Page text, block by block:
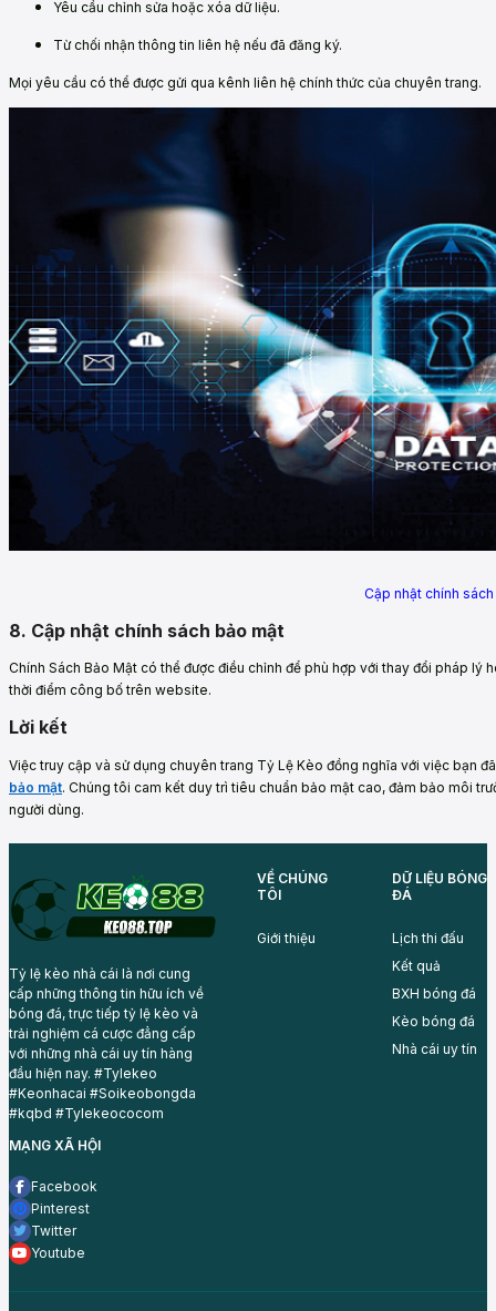
Yêu cầu chỉnh sửa hoặc xóa dữ liệu.
Từ chối nhận thông tin liên hệ nếu đã đăng ký.
Mọi yêu cầu có thể được gửi qua kênh liên hệ chính thức của chuyên trang.
Cập nhật chính
8. Cập nhật chính sách bảo mật
Chính Sách Bảo Mật có thể được điều chỉnh để phù hợp với thay đổi pháp lý
thời điểm công bố trên website.
Lời kết
Việc truy cập và sử dụng chuyên trang Tỷ Lệ Kèo đồng nghĩa với việc bạn
bảo mật. Chúng tôi cam kết duy trì tiêu chuẩn bảo mật cao, đảm bảo môi
người dùng.
Tỷ lệ kèo nhà cái là nơi cung
cấp những thông tin hữu ích về
bóng đá, trực tiếp tỷ lệ kèo và
trải nghiệm cá cược đẳng cấp
với những nhà cái uy tín hàng
đầu hiện nay. #Tylekeo
#Keonhacai #Soikeobongda
#kqbd #Tylekeococom
VỀ CHÚNG
TÔI
Giới thiệu
DỮ LIỆU BÓNG
ĐÁ
Lịch thi đấu
Kết quả
BXH bóng đá
Kèo bóng đá
Nhà cái uy tín
MẠNG XÃ HỘI
Facebook
Pinterest
Twitter
Youtube